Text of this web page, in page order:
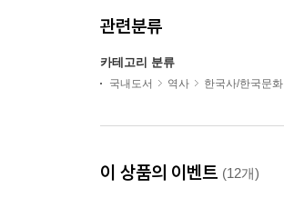
관련분류
카테고리 분류
국내도서 역사 한국사/한국문화
이 상품의 이벤트 (12개)